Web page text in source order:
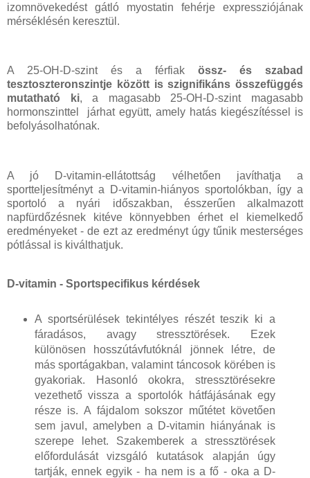
izomnövekedést gátló myostatin fehérje expressziójának
mérséklésén keresztül.
A 25-OH-D-szint és a férfiak össz- és szabad
tesztoszteronszintje között is szignifikáns összefüggés
mutatható ki, a magasabb 25-OH-D-szint magasabb
hormonszinttel járhat együtt, amely hatás kiegészítéssel is
befolyásolhatónak.
A jó D-vitamin-ellátottság vélhetően javíthatja a
sportteljesítményt a D-vitamin-hiányos sportolókban, így a
sportoló a nyári időszakban, ésszerűen alkalmazott
napfürdőzésnek kitéve könnyebben érhet el kiemelkedő
eredményeket - de ezt az eredményt úgy tűnik mesterséges
pótlással is kiválthatjuk.
D-vitamin - Sportspecifikus kérdések
A sportsérülések tekintélyes részét teszik ki a
fáradásos, avagy stressztörések. Ezek
különösen hosszútávfutóknál jönnek létre, de
más sportágakban, valamint táncosok körében is
gyakoriak. Hasonló okokra, stressztörésekre
vezethető vissza a sportolók hátfájásának egy
része is. A fájdalom sokszor műtétet követően
sem javul, amelyben a D-vitamin hiányának is
szerepe lehet. Szakemberek a stressztörések
előfordulását vizsgáló kutatások alapján úgy
tartják, ennek egyik - ha nem is a fő - oka a D-